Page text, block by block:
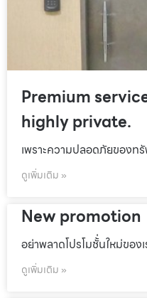
Premium
highly private.
เพราะความปลอดภัยของ
ดูเพิ่มเติม »
New promotion
อย่าพลาดโปรโมชั้่นใหม่ของ
ดูเพิ่มเติม »